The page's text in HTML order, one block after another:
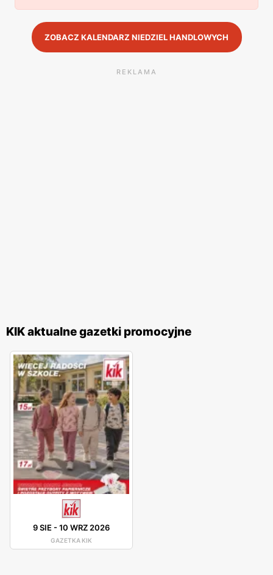
ZOBACZ KALENDARZ NIEDZIEL HANDLOWYCH
REKLAMA
KIK aktualne gazetki promocyjne
9 SIE-10 WRZ 2026
GAZETKA KIK